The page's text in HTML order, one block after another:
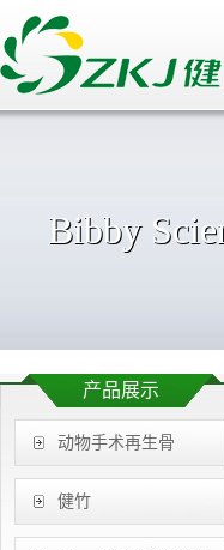
Bibby
产品展示
动物手术再生骨
健竹